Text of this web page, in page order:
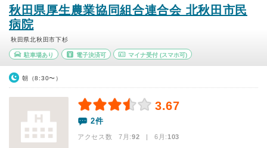
秋田県厚生農業協同組合連合会 北秋田市民
病院
秋田県北秋田市下杉
駐車場あり 電子決済可 マイナ受付 (スマホ可)
朝（8:30〜）
3.67
2件
アクセス数 7月:92 | 6月:103